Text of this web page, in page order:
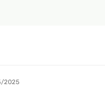
2025